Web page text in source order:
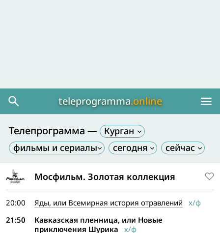
teleprogramma.online
Телепрограмма — Курган
Мосфильм. Золотая коллекция
20:00 Яды, или Всемирная история отравлений х/ф
21:50
Кавказская пленница, или Новые
приключения Шурика х/ф